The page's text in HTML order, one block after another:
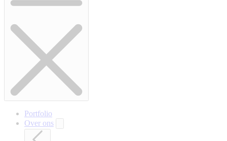
Portfolio
Over ons